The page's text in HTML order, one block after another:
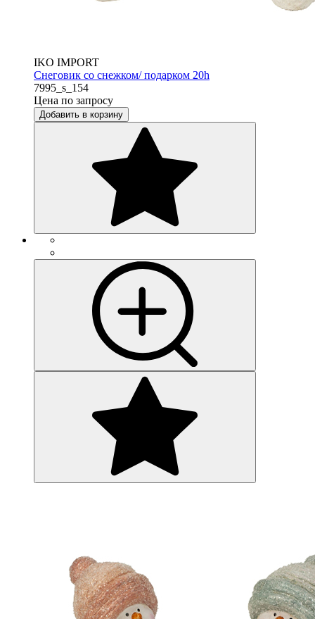
IKO IMPORT
Снеговик со снежком/ подарком 20h
7995_s_154
Цена по запросу
Добавить в корзину